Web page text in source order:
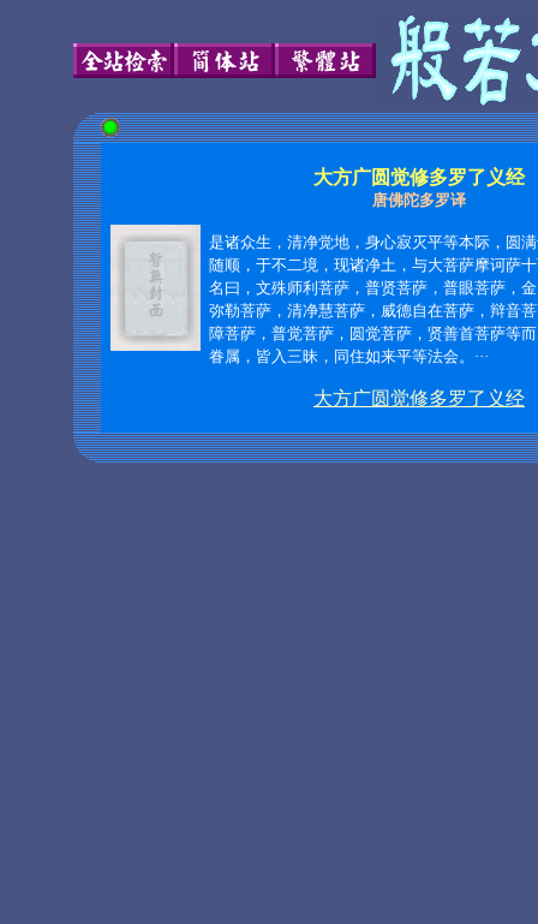
大方广圆觉修多罗了义经
唐佛陀多罗译
是诸众生，清净觉地，身心寂灭平等本际，圆
随顺，于不二境，现诸净土，与大菩萨摩诃萨
名曰，文殊师利菩萨，普贤菩萨，普眼菩萨，
弥勒菩萨，清净慧菩萨，威德自在菩萨，辩音
障菩萨，普觉菩萨，圆觉菩萨，贤善首菩萨等
眷属，皆入三昧，同住如来平等法会。 ···
大方广圆觉修多罗了义经